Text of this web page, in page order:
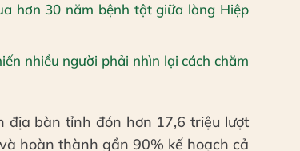
hơn 30 năm bệnh tật giữa lòng Hiệp
nhiều người phải nhìn lại cách chăm
địa bàn tỉnh đón hơn 17,6 triệu lượt
hoàn thành gần 90% kế hoạch cả